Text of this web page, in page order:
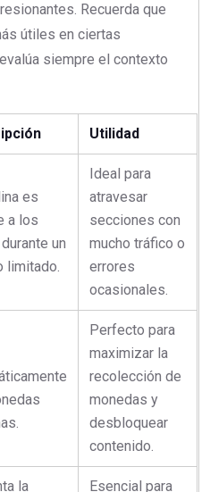
Recuerda que
útiles en ciertas
siempre el contexto
Utilidad
es
a los
un
limitado.
Ideal para
atravesar
secciones con
mucho tráfico o
errores
ocasionales.
Perfecto para
maximizar la
recolección de
monedas y
desbloquear
contenido.
la Esencial para